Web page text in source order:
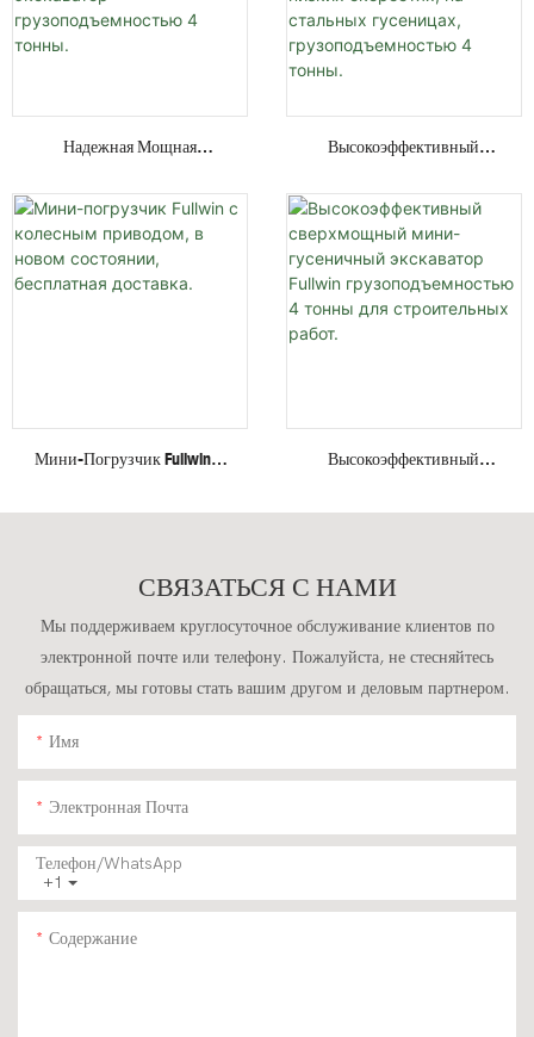
Надежная Мощная
Закрытая Кабина,
Поворотная Стрела, Мини-
Экскаватор
Грузоподъемностью 4
Тонны.
Высокоэффективный
Невидимым Двигателем,
Работающий На Высоких И
Низких Скоростях, На
Стальных Гусеницах,
Грузоподъемностью 4
Тонны.
Мини-Погрузчик Fullwin С
Новом Состоянии,
Высокоэффективный
Гусеничный Экскаватор
Работ.
СВЯЗАТЬСЯ С НАМИ
Мы поддерживаем круглосуточное обслуживание клиентов по
электронной почте или телефону. Пожалуйста, не стесняйтесь
обращаться, мы готовы стать вашим другом и деловым партнером.
Имя
Электронная Почта
+1
Телефон/WhatsApp
Содержание